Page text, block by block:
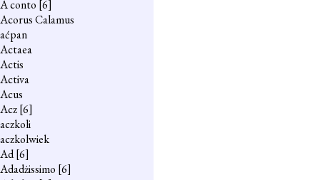
A conto [6]
Acorus Calamus
aćpan
Actaea
Actis
Activa
Acus
Acz[6]
aczkoli
aczkolwiek
Ad[6]
Adadżissimo [6]